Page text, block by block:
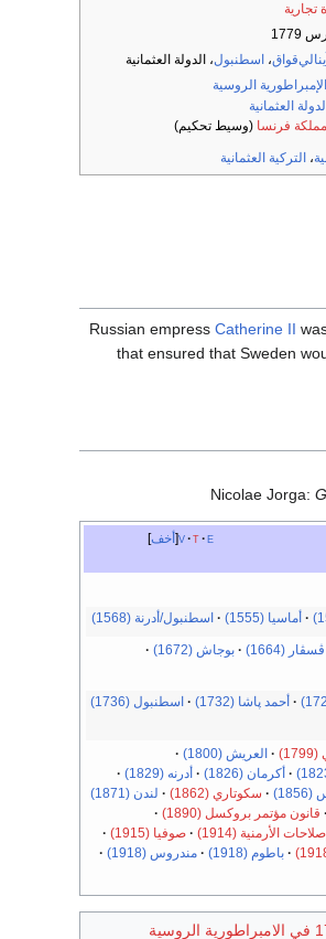
تجارية
، اسطنبول، الدولة العثمانية
الإمبراطورية الروسية
العثمانية
مملكة فرنسا (وسيط تحكيم)
، التركية العثمانية
Russian empress Catherine II
that ensured that Sweden
Nicolae Jorga:
أخف v t e
أماسيا (1555) اسطنبول/أدرنة (1568)
ڤسڤار (1664)
بوجاش (1672)
أحمد پاشا (1732)
اسطنبول (1736)
العريش (1800)
أكرمان (1826)
أدرنه (1829)
سكوتاري (1862)
لندن (1871)
قانون مؤتمر بروكسل (1890)
الأرمنية (1914)
صوفيا (1915)
باطوم (1918)
مندروس (1918)